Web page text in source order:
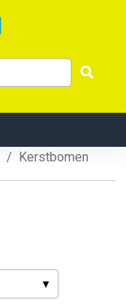
Kerstbomen